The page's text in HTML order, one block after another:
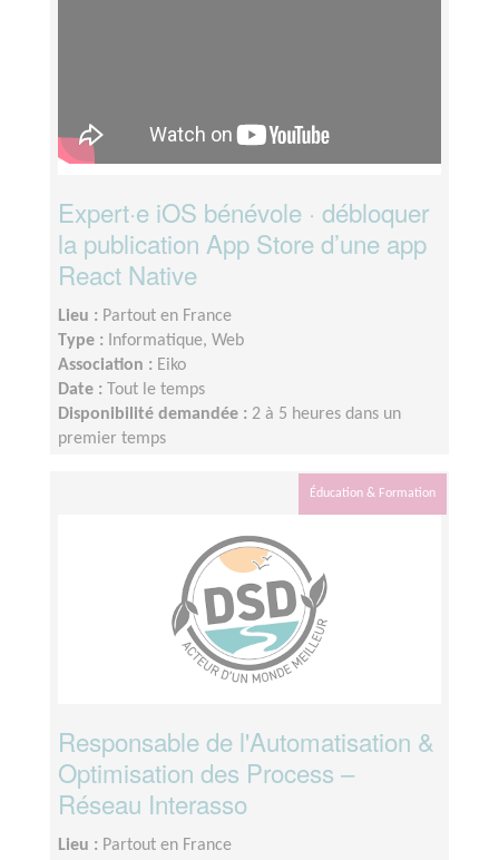
Expert·e iOS bénévole · débloquer
la publication App Store d’une app
React Native
Lieu : Partout en France
Type :
Informatique, Web
Association : Eiko
Date :
Tout le temps
Disponibilité demandée : 2 à 5 heures dans un
premier temps
Éducation & Formation
Responsable de l'Automatisation &
Optimisation des Process –
Réseau Interasso
Lieu : Partout en France